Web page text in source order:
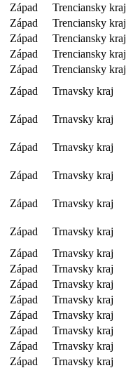
Západ Trenciansky kraj
Západ
Trenciansky kraj
Západ
Trenciansky kraj
Západ
Trenciansky kraj
Západ
Trenciansky kraj
Západ
Trnavsky kraj
Západ Trnavsky kraj
Západ Trnavsky kraj
Západ Trnavsky kraj
Západ Trnavsky kraj
Západ Trnavsky kraj
Západ
Trnavsky kraj
Západ
Trnavsky kraj
Západ
Trnavsky kraj
Západ
Trnavsky kraj
Západ
Trnavsky kraj
Západ
Trnavsky kraj
Západ
Trnavsky kraj
Západ
Trnavsky kraj